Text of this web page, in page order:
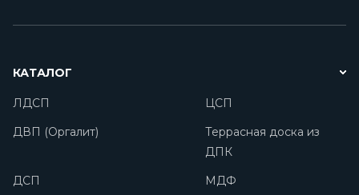
КАТАЛОГ
ЛДСП
ЦСП
ДВП (Оргалит)
Террасная доска из
ДПК
ДСП
МДФ